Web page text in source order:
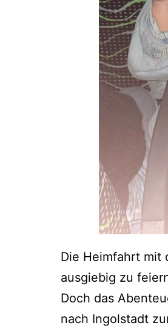
Die Heimfahrt mit
ausgiebig zu
Doch das
nach Ingolstadt